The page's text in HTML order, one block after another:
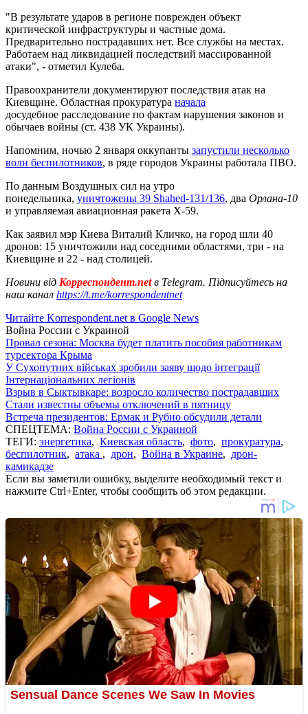
"В результате ударов в регионе поврежден объект
критической инфраструктуры и частные дома.
Предварительно пострадавших нет. Все службы на местах.
Работаем над ликвидацией последствий массированной
атаки", - отметил Кулеба.
Правоохранители документируют последствия атак на
Киевщине. Областная прокуратура начала
досудебное расследование по фактам нарушения законов и
обычаев войны (ст. 438 УК Украины).
Напомним, ночью 2 января оккупанты запустили несколько
волн беспилотников, в ряде городов Украины работала ПВО.
По данным Воздушных сил на утро
понедельника, уничтожены 39 Shahed-131/136, два Орлана-10
и управляемая авиационная ракета Х-59.
Как заявил мэр Киева Виталий Кличко, на город шли 40
дронов: 15 уничтожили над соседними областями, три - на
Киевщине и 22 - над столицей.
Новини від Корреспондент.netв Telegram. Підписуйтесь на
наш канал https://t.me/korrespondentnet
Читайте Korrespondent.net в Google News
Война России с Украиной
Провал сезона: Москва будет платить пособия работникам
турсектора Крыма
У Сухопутних військах зробили заяву щодо інтеграції
Інтернаціональних легіонів
Взрыв в Сыктывкаре: возросло количество пострадавших
Стали известны объемы отключений в пятницу
Встреча президентов: Ермак и Рубио обсудили детали
СПЕЦТЕМА: Война России с Украиной
ТЕГИ: энергетика, Киевская область, фото, прокуратура,
беспилотник, атака , дрон, Война в Украине, дрон-
камикадзе
Если вы заметили ошибку, выделите необходимый текст и
нажмите Ctrl+Enter, чтобы сообщить об этом редакции.